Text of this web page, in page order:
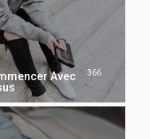
Avec
366